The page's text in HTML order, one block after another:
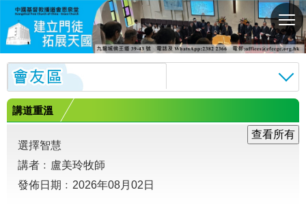
切
換
選
單
講道重溫
選擇智慧
講者﹕盧美玲牧師
發佈日期﹕2026年08月02日